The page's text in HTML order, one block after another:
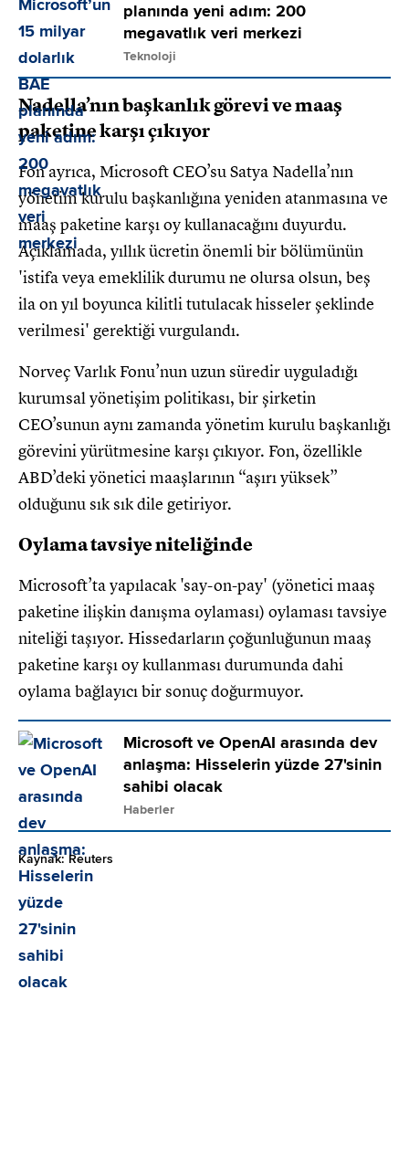
planında yeni adım: 200
megavatlık veri merkezi
Teknoloji
Nadella’nın başkanlık görevi ve maaş
paketine karşı çıkıyor
Fon ayrıca, Microsoft CEO’su Satya Nadella’nın
yönetim kurulu başkanlığına yeniden atanmasına ve
maaş paketine karşı oy kullanacağını duyurdu.
Açıklamada, yıllık ücretin önemli bir bölümünün
'istifa veya emeklilik durumu ne olursa olsun, beş
ila on yıl boyunca kilitli tutulacak hisseler şeklinde
verilmesi' gerektiği vurgulandı.
Norveç Varlık Fonu’nun uzun süredir uyguladığı
kurumsal yönetişim politikası, bir şirketin
CEO’sunun aynı zamanda yönetim kurulu başkanlığı
görevini yürütmesine karşı çıkıyor. Fon, özellikle
ABD’deki yönetici maaşlarının “aşırı yüksek”
olduğunu sık sık dile getiriyor.
Oylama tavsiye niteliğinde
Microsoft’ta yapılacak 'say-on-pay' (yönetici maaş
paketine ilişkin danışma oylaması) oylaması tavsiye
niteliği taşıyor. Hissedarların çoğunluğunun maaş
paketine karşı oy kullanması durumunda dahi
oylama bağlayıcı bir sonuç doğurmuyor.
Microsoft ve OpenAI arasında dev
anlaşma: Hisselerin yüzde 27'sinin
sahibi olacak
Haberler
Kaynak: Reuters